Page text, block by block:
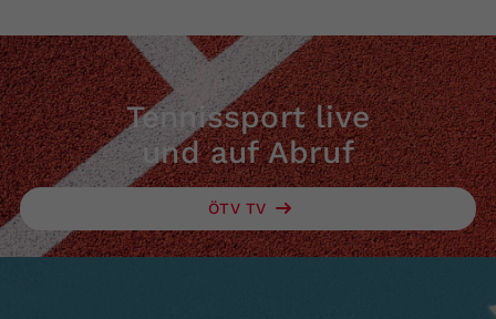
Tennissport live
und auf Abruf
ÖTV TV